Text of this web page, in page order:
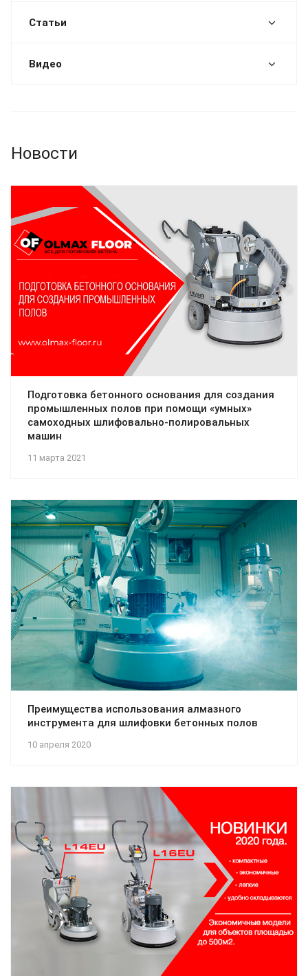
Статьи
Видео
Новости
11 марта 2021
Подготовка бетонного основания для создания
промышленных полов при помощи «умных»
самоходных шлифовально-полировальных
машин
10 апреля 2020
Преимущества использования алмазного
инструмента для шлифовки бетонных полов